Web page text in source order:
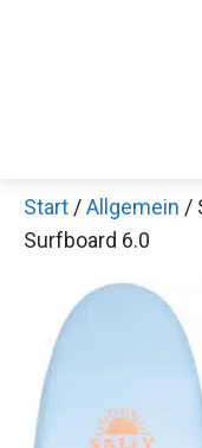
Start /Allgemein /
Surfboard 6.0